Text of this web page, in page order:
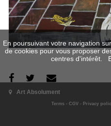
The exhibition
Art Absolument
Terms- CGV- Privacy
En poursuivant votre navigation
de cookies pour vous proposer
centres d'intérêt.